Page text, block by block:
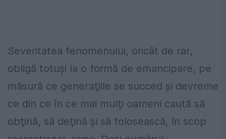
Severitatea fenomenului, oricât de rar,
obligă totuşi la o formă de emancipare, pe
măsură ce generaţiile se succed şi devreme
ce din ce în ce mai mulţi oameni caută să
obţină, să deţină şi să folosească, în scop